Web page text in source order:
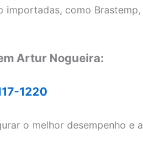
importadas, como Brastemp,
Artur Nogueira:
1220
o melhor desempenho e a